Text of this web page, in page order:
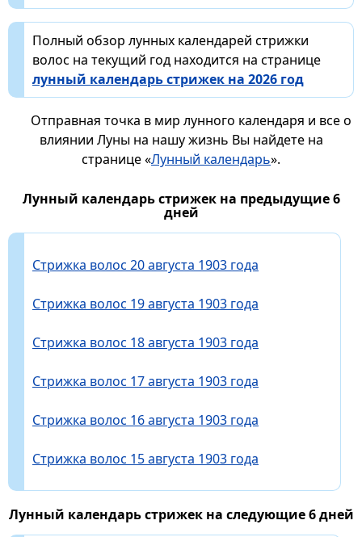
Полный обзор лунных календарей стрижки
волос на текущий год находится на странице
лунный календарь стрижек на 2026 год
Отправная точка в мир лунного календаря и все о
влиянии Луны на нашу жизнь Вы найдете на
странице «Лунный календарь».
Лунный календарь стрижек на предыдущие 6
дней
Стрижка волос 20 августа 1903 года
Стрижка волос 19 августа 1903 года
Стрижка волос 18 августа 1903 года
Стрижка волос 17 августа 1903 года
Стрижка волос 16 августа 1903 года
Стрижка волос 15 августа 1903 года
Лунный календарь стрижек на следующие 6 дней